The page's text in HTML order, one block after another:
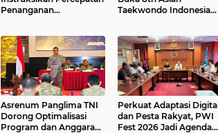
Penanganan
BBM
Taekwondo Indonesia
Asrenum Panglima TNI
Dorong Optimalisasi
Program dan Anggaran
Perkuat Adaptasi Digital
dan Pesta Rakyat, PWI
Fest 2026 Jadi Agenda